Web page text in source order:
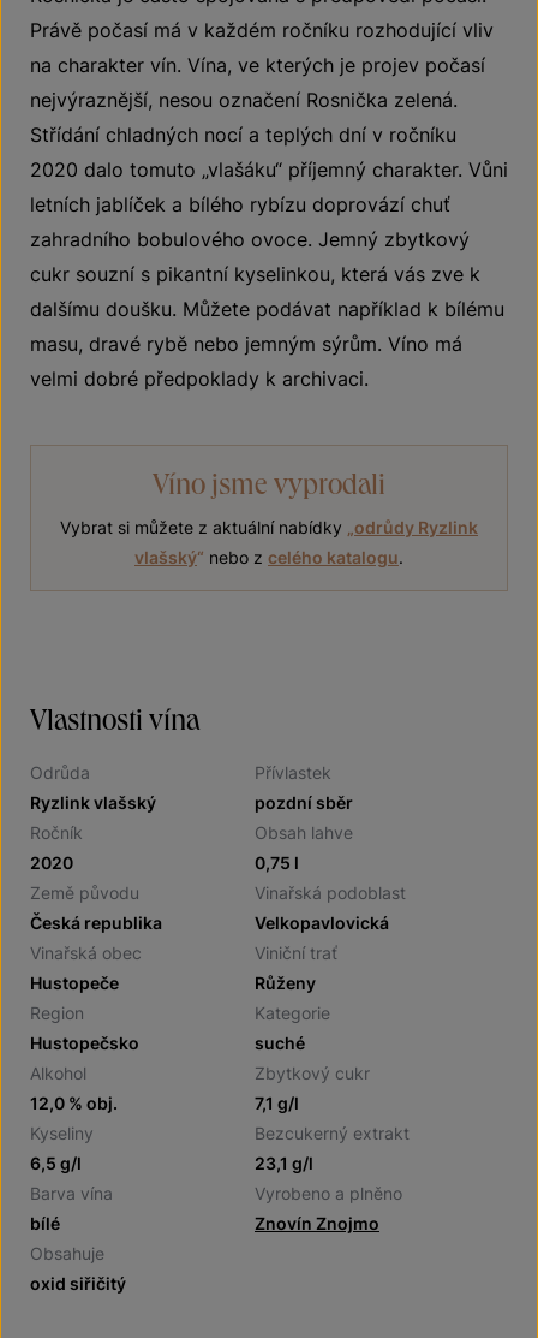
Právě počasí má v každém ročníku rozhodující vliv
na charakter vín. Vína, ve kterých je projev počasí
nejvýraznější, nesou označení Rosnička zelená.
Střídání chladných nocí a teplých dní v ročníku
2020 dalo tomuto „vlašáku“ příjemný charakter. Vůni
letních jablíček a bílého rybízu doprovází chuť
zahradního bobulového ovoce. Jemný zbytkový
cukr souzní s pikantní kyselinkou, která vás zve k
dalšímu doušku. Můžete podávat například k bílému
masu, dravé rybě nebo jemným sýrům. Víno má
velmi dobré předpoklady k archivaci.
Víno jsme vyprodali
Vybrat si můžete z aktuální nabídky
odrůdy Ryzlink
vlašský“ nebo z celého katalogu.
Vlastnosti vína
Odrůda
Ryzlink vlašský
Přívlastek
pozdní sběr
Ročník
2020
Obsah lahve
0,75 l
Země původu
Česká republika
Vinařská podoblast
Velkopavlovická
Vinařská obec
Hustopeče
Viniční trať
Růženy
Region
Hustopečsko
Kategorie
suché
Alkohol
12,0 % obj.
Zbytkový cukr
7,1 g/l
Kyseliny
6,5 g/l
Bezcukerný extrakt
23,1 g/l
Barva vína
bílé
Vyrobeno a plněno
Znovín Znojmo
Obsahuje
oxid siřičitý